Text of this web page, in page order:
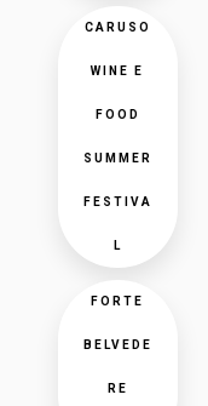
CARUSO
WINE E
FOOD
SUMMER
FESTIVA
L
FORTE
BELVEDE
RE